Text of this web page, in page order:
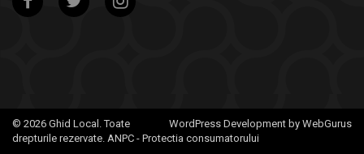
WordPress Development by WebGurus
© 2026 Ghid Local. Toate
drepturile rezervate. ANPC - Protectia consumatorului